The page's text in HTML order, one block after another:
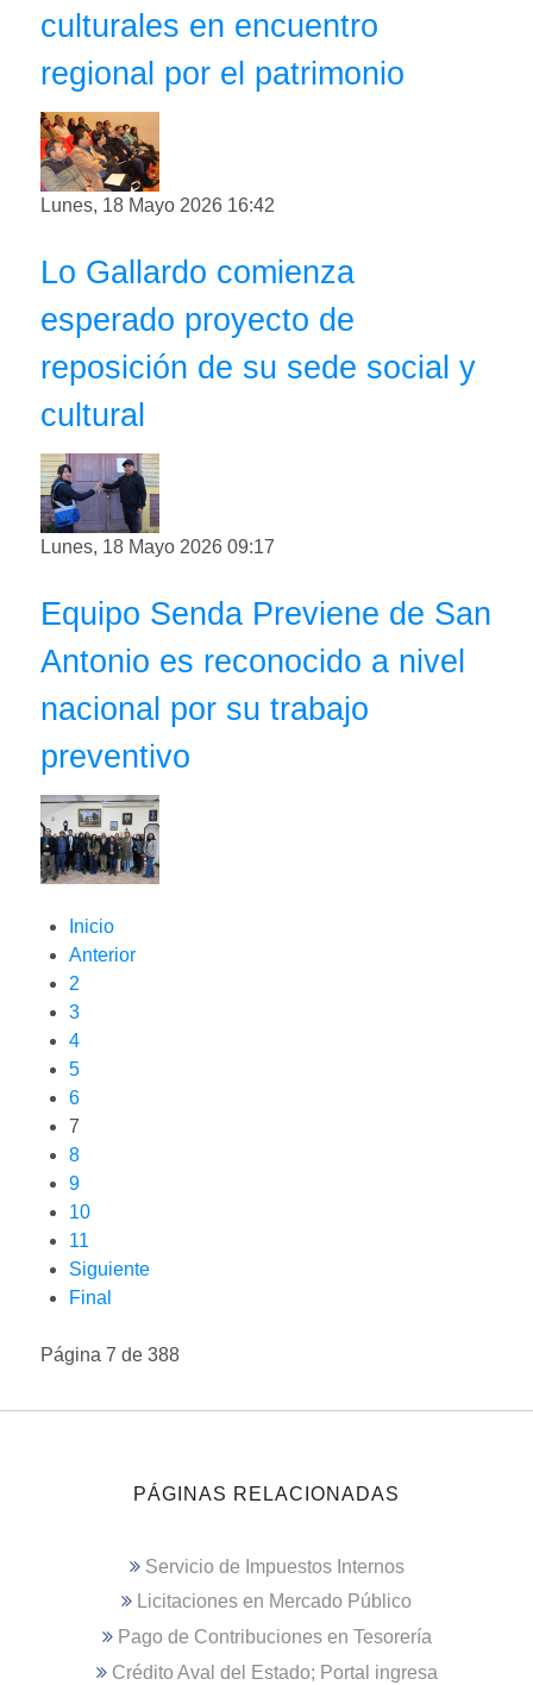
culturales en encuentro
regional por el patrimonio
Lunes, 18 Mayo 2026 16:42
Lo Gallardo comienza
esperado proyecto de
reposición de su sede social y
cultural
Lunes, 18 Mayo 2026 09:17
Equipo Senda Previene de San
Antonio es reconocido a nivel
nacional por su trabajo
preventivo
Inicio
Anterior
2
3
4
5
6
7
8
9
10
11
Siguiente
Final
Página 7 de 388
PÁGINAS RELACIONADAS
Servicio de Impuestos Internos
Licitaciones en Mercado Público
Pago de Contribuciones en Tesorería
Crédito Aval del Estado; Portal ingresa